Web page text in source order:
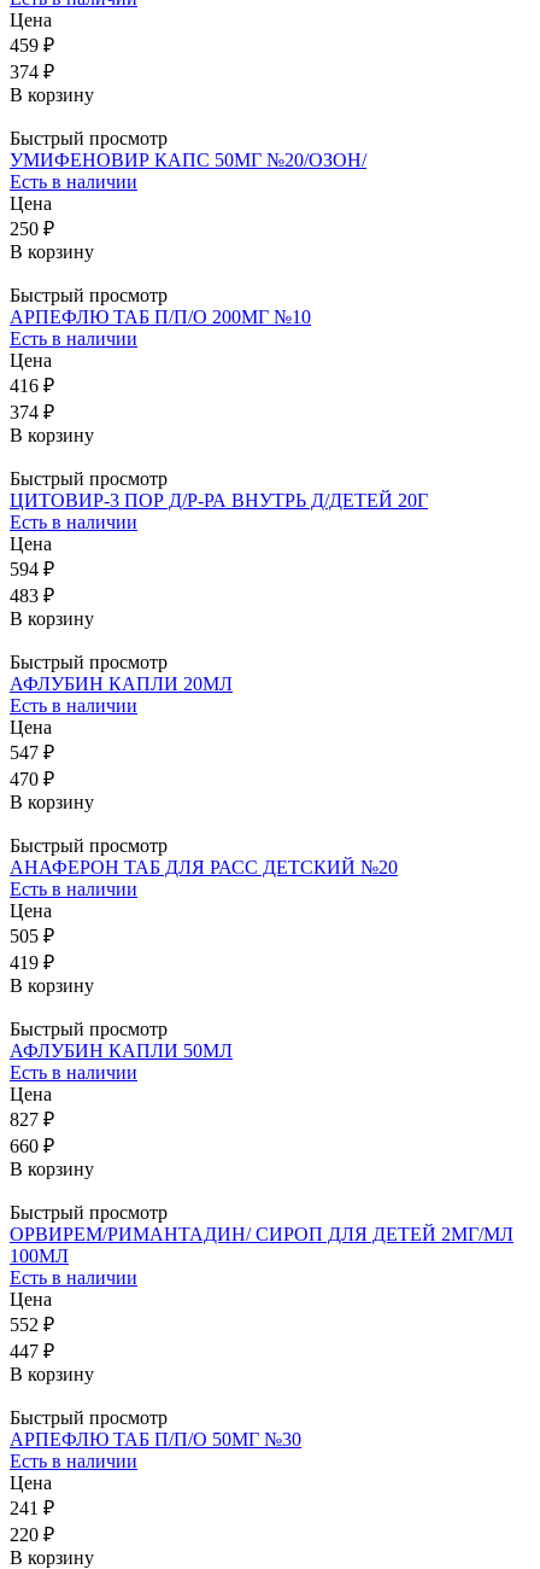
Цена
459 ₽
374 ₽
В корзину
Быстрый просмотр
УМИФЕНОВИР КАПС 50МГ №20/ОЗОН/
Есть в наличии
Цена
250 ₽
В корзину
Быстрый просмотр
АРПЕФЛЮ ТАБ П/П/О 200МГ №10
Есть в наличии
Цена
416 ₽
374 ₽
В корзину
Быстрый просмотр
ЦИТОВИР-3 ПОР Д/Р-РА ВНУТРЬ Д/ДЕТЕЙ 20Г
Есть в наличии
Цена
594 ₽
483 ₽
В корзину
Быстрый просмотр
АФЛУБИН КАПЛИ 20МЛ
Есть в наличии
Цена
547 ₽
470 ₽
В корзину
Быстрый просмотр
АНАФЕРОН ТАБ ДЛЯ РАСС ДЕТСКИЙ №20
Есть в наличии
Цена
505 ₽
419 ₽
В корзину
Быстрый просмотр
АФЛУБИН КАПЛИ 50МЛ
Есть в наличии
Цена
827 ₽
660 ₽
В корзину
Быстрый просмотр
ОРВИРЕМ/РИМАНТАДИН/ СИРОП ДЛЯ ДЕТЕЙ 2МГ/МЛ
100МЛ
Есть в наличии
Цена
552 ₽
447 ₽
В корзину
Быстрый просмотр
АРПЕФЛЮ ТАБ П/П/О 50МГ №30
Есть в наличии
Цена
241 ₽
220 ₽
В корзину